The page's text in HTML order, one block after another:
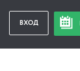
ВХОД